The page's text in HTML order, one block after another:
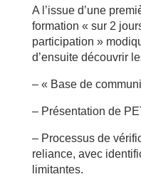
A l’issue d’une
formation « sur 2
participation »
d’ensuite découvrir
– « Base de
– Présentation de
– Processus de
reliance, avec
limitantes.